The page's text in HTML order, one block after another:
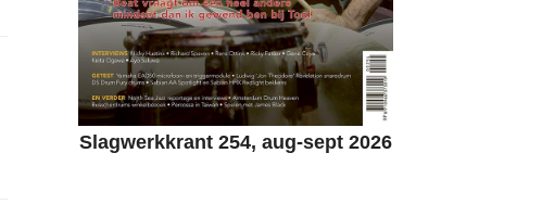
Slagwerkkrant 254, aug-sept 2026